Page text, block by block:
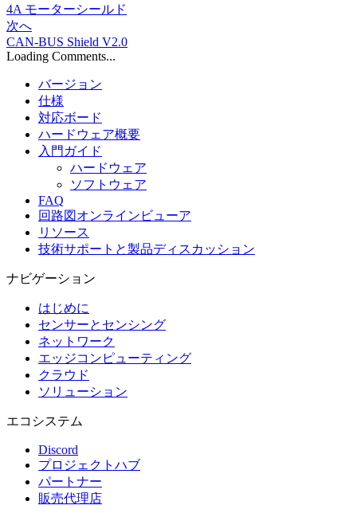
4A モーターシールド
次へ
CAN-BUS Shield V2.0
Loading Comments...
バージョン
仕様
対応ボード
ハードウェア概要
入門ガイド
ハードウェア
ソフトウェア
FAQ
回路図オンラインビューア
リソース
技術サポートと製品ディスカッション
ナビゲーション
はじめに
センサーとセンシング
ネットワーク
エッジコンピューティング
クラウド
ソリューション
エコシステム
Discord
プロジェクトハブ
パートナー
販売代理店